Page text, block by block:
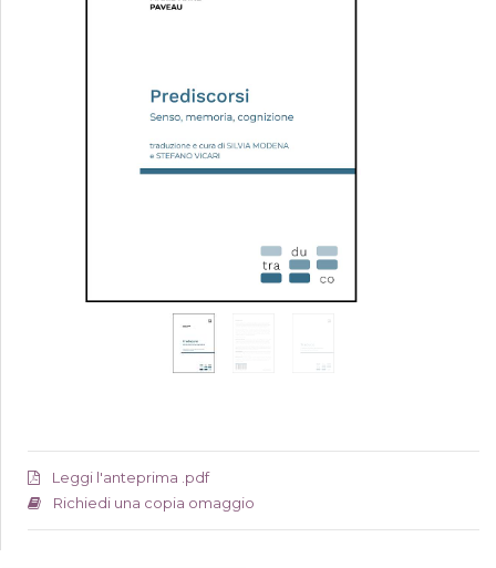
Leggi l'anteprima .pdf
Richiedi una copia omaggio